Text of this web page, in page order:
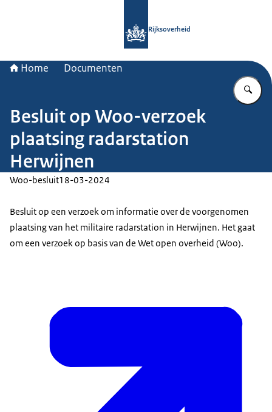
Rijksoverheid
Home Documenten
Besluit op Woo-verzoek
plaatsing radarstation
Herwijnen
Woo-besluit18-03-2024
Besluit op een verzoek om informatie over de voorgenomen
plaatsing van het militaire radarstation in Herwijnen. Het gaat
om een verzoek op basis van de Wet open overheid (Woo).